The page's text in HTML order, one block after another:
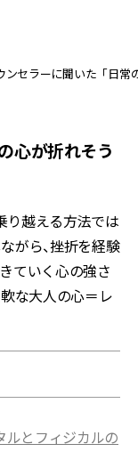
ンセラーに聞いた「日常
心が折れそう
り越える方法では
がら、挫折を経験
ていく心の強さ
軟な大人の心＝レ
ルとフィジカルの